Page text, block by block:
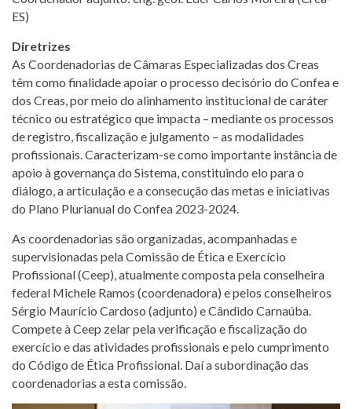
ES)
Diretrizes
As Coordenadorias de Câmaras Especializadas dos Creas
têm como finalidade apoiar o processo decisório do Confea e
dos Creas, por meio do alinhamento institucional de caráter
técnico ou estratégico que impacta – mediante os processos
de registro, fiscalização e julgamento – as modalidades
profissionais. Caracterizam-se como importante instância de
apoio à governança do Sistema, constituindo elo para o
diálogo, a articulação e a consecução das metas e iniciativas
do Plano Plurianual do Confea 2023-2024.
As coordenadorias são organizadas, acompanhadas e
supervisionadas pela Comissão de Ética e Exercício
Profissional (Ceep), atualmente composta pela conselheira
federal Michele Ramos (coordenadora) e pelos conselheiros
Sérgio Maurício Cardoso (adjunto) e Cândido Carnaúba.
Compete à Ceep zelar pela verificação e fiscalização do
exercício e das atividades profissionais e pelo cumprimento
do Código de Ética Profissional. Daí a subordinação das
coordenadorias a esta comissão.